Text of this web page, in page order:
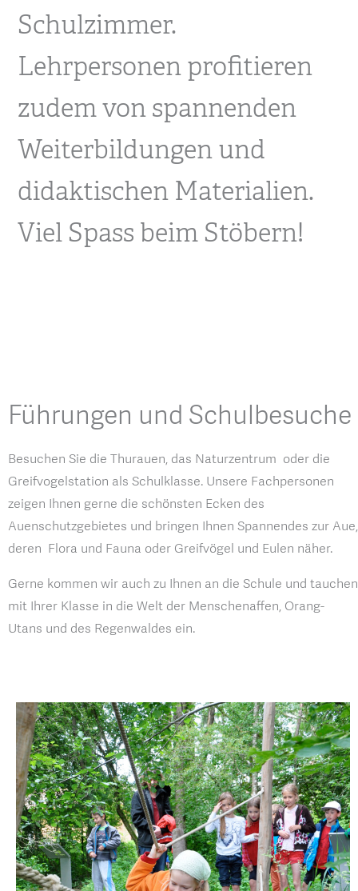
Schulzimmer.
Lehrpersonen profitieren
zudem von spannenden
Weiterbildungen und
didaktischen Materialien.
Viel Spass beim Stöbern!
Führungen und Schulbesuche
Besuchen Sie die Thurauen, das Naturzentrum oder die
Greifvogelstation als Schulklasse. Unsere Fachpersonen
zeigen Ihnen gerne die schönsten Ecken des
Auenschutzgebietes und bringen Ihnen Spannendes zur Aue,
deren Flora und Fauna oder Greifvögel und Eulen näher.
Gerne kommen wir auch zu Ihnen an die Schule und tauchen
mit Ihrer Klasse in die Welt der Menschenaffen, Orang-
Utans und des Regenwaldes ein.